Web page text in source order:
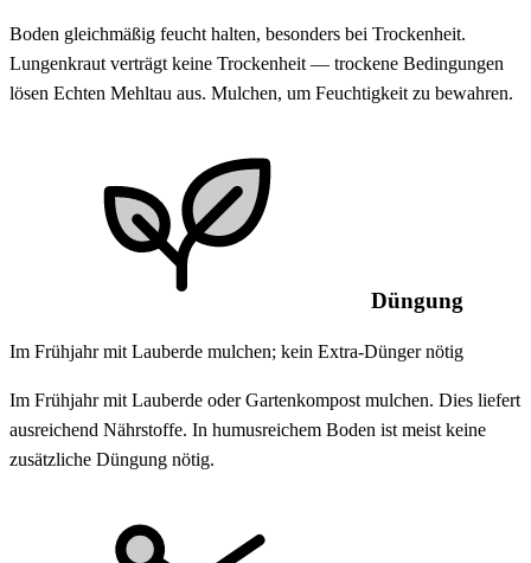
Boden gleichmäßig feucht halten, besonders bei Trockenheit.
Lungenkraut verträgt keine Trockenheit — trockene Bedingungen
lösen Echten Mehltau aus. Mulchen, um Feuchtigkeit zu bewahren.
Düngung
Im Frühjahr mit Lauberde mulchen; kein Extra-Dünger nötig
Im Frühjahr mit Lauberde oder Gartenkompost mulchen. Dies liefert
ausreichend Nährstoffe. In humusreichem Boden ist meist keine
zusätzliche Düngung nötig.